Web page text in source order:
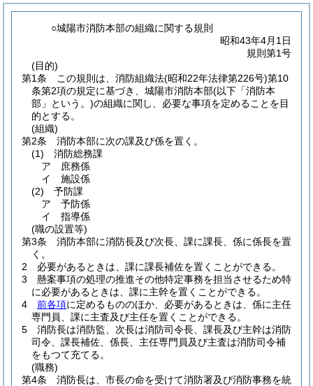
○城陽市消防本部の組織に関する規則
昭和43年4月1日
規則第1号
(目的)
第1条
この規則は、消防組織法(昭和22年法律第226号)第10
条第2項の規定に基づき、城陽市消防本部(以下「消防本
部」という。)の組織に関し、必要な事項を定めることを目
的とする。
(組織)
第2条
消防本部に次の課及び係を置く。
(1)
消防総務課
ア
庶務係
イ
施設係
(2)
予防課
ア
予防係
イ
指導係
(職の設置等)
第3条
消防本部に消防長及び次長、課に課長、係に係長を置
く。
2
必要があるときは、課に課長補佐を置くことができる。
3
懸案事項の処理の推進その他特定事務を担当させるため特
に必要があるときは、課に主幹を置くことができる。
4
前各項に定めるもののほか、必要があるときは、係に主任
専門員、課に主査及び主任を置くことができる。
5
消防長は消防監、次長は消防司令長、課長及び主幹は消防
司令、課長補佐、係長、主任専門員及び主査は消防司令補
をもつて充てる。
(職務)
第4条
消防長は、市長の命を受けて消防署及び消防事務を統